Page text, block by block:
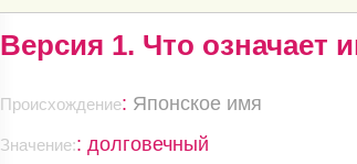
Версия 1. Что означает
Происхождение: Японское имя
Значение:: долговечный